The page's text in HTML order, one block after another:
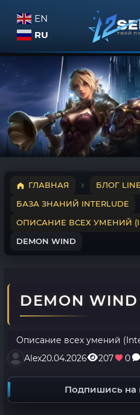
EN
RU
ГЛАВНАЯ
БЛОГ
БАЗА ЗНАНИЙ INTERLUDE
ОПИСАНИЕ ВСЕХ УМЕНИЙ
DEMON WIND
DEMON WIND
Описание всех умений
Alex20.04.2026 207 0
Подпишись на